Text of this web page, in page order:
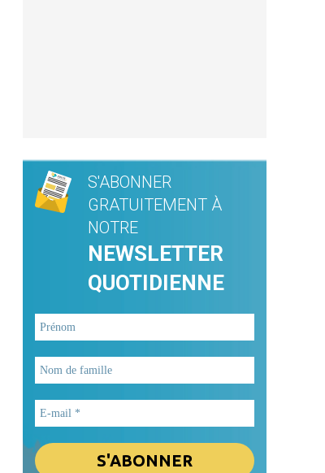
S'ABONNER
GRATUITEMENT À
NOTRE
NEWSLETTER
QUOTIDIENNE